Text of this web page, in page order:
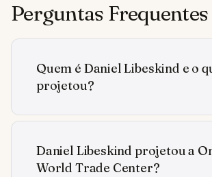
Perguntas Frequentes
Quem é Daniel Libeskind e o
projetou?
Daniel Libeskind projetou a
World Trade Center?